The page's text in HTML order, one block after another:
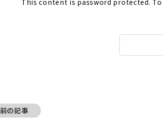
This content is password protected.
前の記事